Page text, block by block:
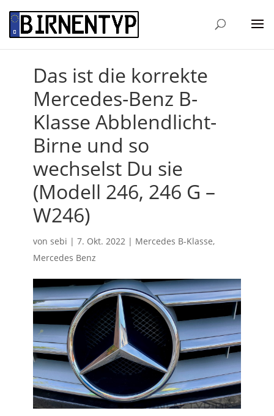
Das ist die korrekte
Mercedes-Benz B-
Klasse Abblendlicht-
Birne und so
wechselst Du sie
(Modell 246, 246 G –
W246)
von sebi | 7. Okt. 2022 | Mercedes B-Klasse,
Mercedes Benz